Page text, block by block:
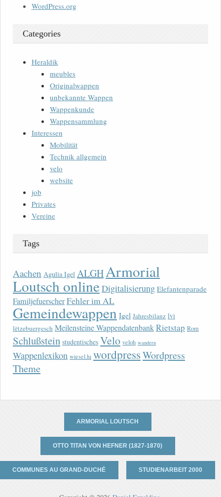
WordPress.org
Categories
Heraldik
meubles
Originalwappen
unbekannte Wappen
Wappenkunde
Wappensammlung
Interessen
Mobilität
Technik allgemein
velo
website
job
Privates
Vereine
Tags
Aachen Agulia Igel ALGHArmorial
Loutsch onlineDigitalisierung Elefantenparade
FamiljefuerscherFehler im AL
Gemeindewappen Igel Jahresbilanz lvi
lëtzebuergesch Meilensteine WappendatenbankRietstap Rom
Schlußstein studentisches Velo veloh wandern
Wappenlexikon wiesel.lu wordpressWordpress
Theme
ARMORIAL LOUTSCH
OTTO TITAN VON HEFNER (1827-1870)
COMMUNES AU GRAND-DUCHÉ STUDIENARBEIT 2000